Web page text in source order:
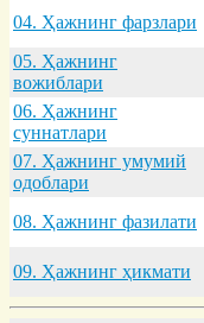
04. Ҳaжнинг фaрзлaри
05. Ҳaжнинг
вожиблaри
06. Ҳaжнинг
суннaтлaри
07. Ҳaжнинг умумий
одоблaри
08. Ҳaжнинг фaзилaти
09. Ҳaжнинг ҳикмaти